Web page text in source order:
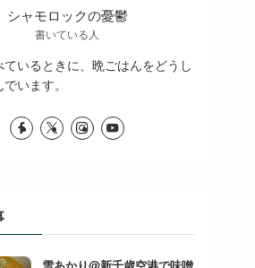
シャモロックの憂鬱
書いている人
ているときに、晩ごはんをどうし
います。
雪あかり@新千歳空港で味噌